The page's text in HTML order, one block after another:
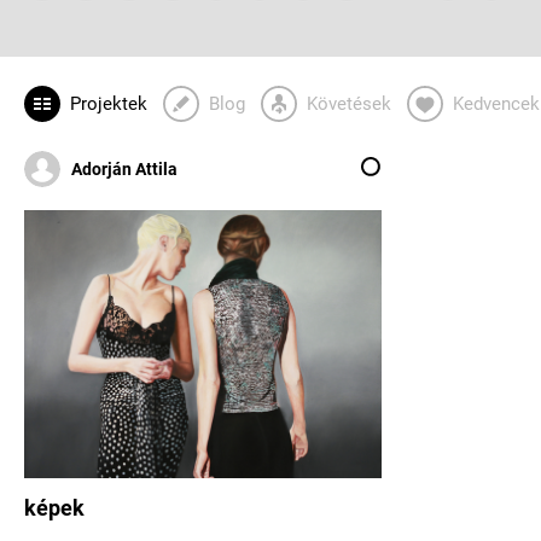
Projektek Blog Követések Kedvencek
Adorján Attila
képek